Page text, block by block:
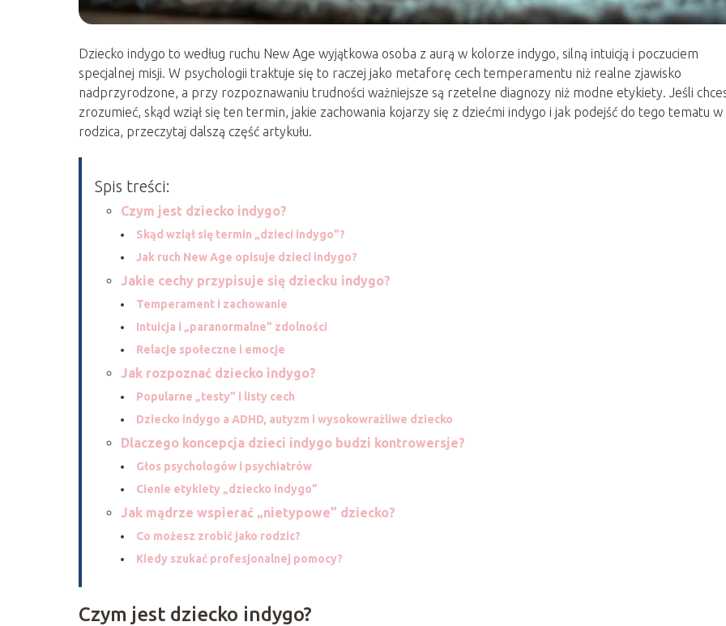
Dziecko indygo to według ruchu New Age wyjątkowa osoba z aurą w kolorze indygo, silną intuicją i poczuciem
specjalnej misji. W psychologii traktuje się to raczej jako metaforę cech temperamentu niż realne zjawisko
nadprzyrodzone, a przy rozpoznawaniu trudności ważniejsze są rzetelne diagnozy niż modne etykiety. Jeśli
zrozumieć, skąd wziął się ten termin, jakie zachowania kojarzy się z dziećmi indygo i jak podejść do tego tematu
rodzica, przeczytaj dalszą część artykułu.
Spis treści:
Czym jest dziecko indygo?
Skąd wziął się termin „dzieci indygo”?
Jak ruch New Age opisuje dzieci indygo?
Jakie cechy przypisuje się dziecku indygo?
Temperament i zachowanie
Intuicja i „paranormalne” zdolności
Relacje społeczne i emocje
Jak rozpoznać dziecko indygo?
Popularne „testy” i listy cech
Dziecko indygo a ADHD, autyzm i wysokowrażliwe dziecko
Dlaczego koncepcja dzieci indygo budzi kontrowersje?
Głos psychologów i psychiatrów
Cienie etykiety „dziecko indygo”
Jak mądrze wspierać „nietypowe” dziecko?
Co możesz zrobić jako rodzic?
Kiedy szukać profesjonalnej pomocy?
Czym jest dziecko indygo?